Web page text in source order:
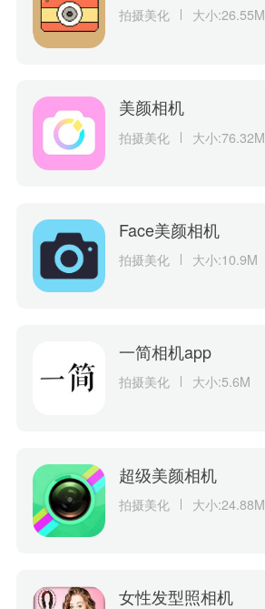
拍摄美化 大小:26.55M
美颜相机
拍摄美化 大小:76.32M
Face美颜相机
拍摄美化 大小:10.9M
一简相机app
拍摄美化 大小:5.6M
超级美颜相机
拍摄美化 大小:24.88M
女性发型照相机